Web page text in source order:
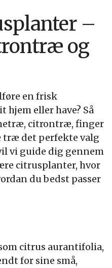
–
og
en frisk
eller have? Så
citrontræ, finger
det perfekte valg
vi guide dig gennem
citrusplanter, hvor
du bedst passer
citrus aurantifolia,
for sine små,